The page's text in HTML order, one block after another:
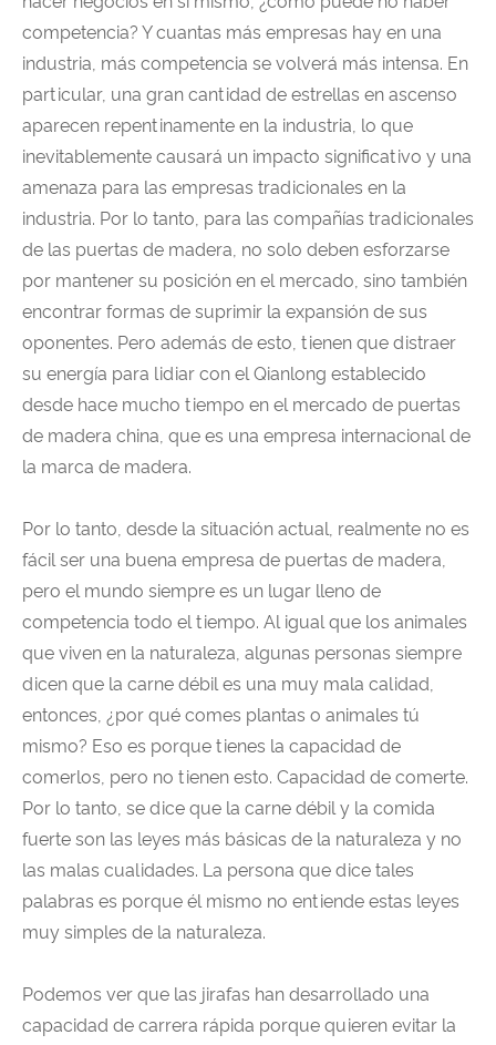
competencia? Y cuantas más empresas hay en una
industria, más competencia se volverá más intensa. En
particular, una gran cantidad de estrellas en ascenso
aparecen repentinamente en la industria, lo que
inevitablemente causará un impacto significativo y una
amenaza para las empresas tradicionales en la
industria. Por lo tanto, para las compañías tradicionales
de las puertas de madera, no solo deben esforzarse
por mantener su posición en el mercado, sino también
encontrar formas de suprimir la expansión de sus
oponentes. Pero además de esto, tienen que distraer
su energía para lidiar con el Qianlong establecido
desde hace mucho tiempo en el mercado de puertas
de madera china, que es una empresa internacional de
la marca de madera.
Por lo tanto, desde la situación actual, realmente no es
fácil ser una buena empresa de puertas de madera,
pero el mundo siempre es un lugar lleno de
competencia todo el tiempo. Al igual que los animales
que viven en la naturaleza, algunas personas siempre
dicen que la carne débil es una muy mala calidad,
entonces, ¿por qué comes plantas o animales tú
mismo? Eso es porque tienes la capacidad de
comerlos, pero no tienen esto. Capacidad de comerte.
Por lo tanto, se dice que la carne débil y la comida
fuerte son las leyes más básicas de la naturaleza y no
las malas cualidades. La persona que dice tales
palabras es porque él mismo no entiende estas leyes
muy simples de la naturaleza.
Podemos ver que las jirafas han desarrollado una
capacidad de carrera rápida porque quieren evitar la